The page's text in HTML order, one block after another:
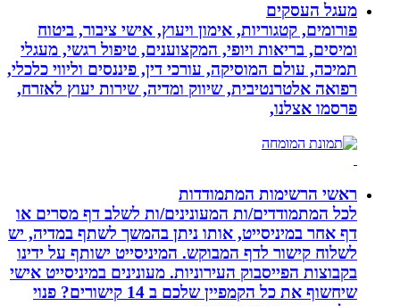
מעגל העסקים
פורומים, קטגוריות, אימון ויעוץ, אישי ציבור, ביטוח
ומיסים, בריאות ויופי, המקצוענים, טיפול רגשי, מעגלי
תמיכה, עולם המוסיקה, עורכי דין, פיננסים וליווי כלכלי,
רפואה אלטרנטיבית, שיווק ומדיה, שירות יעוץ לאזרח,
פרסמו אצלנו,
ראשי הרשימות המתמודדות
לכל המתמודדים/ות המעונינים/ות לשלב דף מסרים או
דף אחר במיניסייט, אותו ניתן בהמשך לשתף במדיה, יש
לשלוח קישור לדף המבוקש. המיניסייט ישותף על ידינו
בקבוצות הפייסבוק העירוניות. מעונינים במיניסייט אישי
שיחשוף את כל הקמפיין שלכם ב 14 קישורים? פנוי